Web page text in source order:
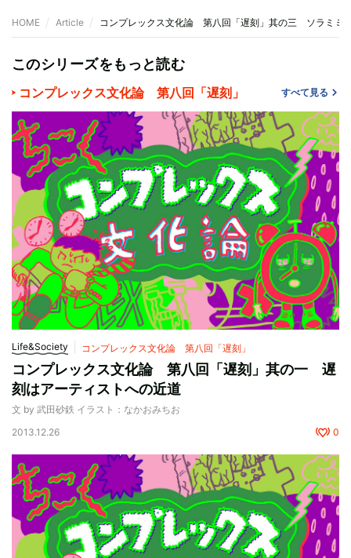
HOME Article コンプレックス文化論 第八回「遅刻」其の三 ソラミミ
このシリーズをもっと読む
コンプレックス文化論 第八回「遅刻」 すべて見る
Life&Society コンプレックス文化論 第八回「遅刻」
コンプレックス文化論 第八回「遅刻」其の一 遅
刻はアーティストへの近道
文 by 武田砂鉄 イラスト：なかおみちお
2013.12.26
0